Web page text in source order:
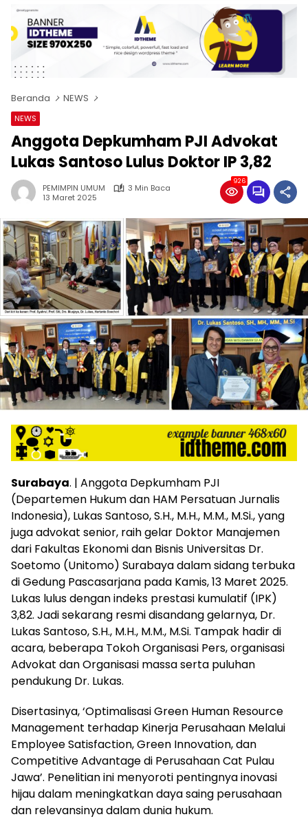
Beranda NEWS
NEWS
Anggota Depkumham PJI Advokat
Lukas Santoso Lulus Doktor IP 3,82
PEMIMPIN UMUM
3 Min Baca
13 Maret 2025
926
Surabaya. | Anggota Depkumham PJI
(Departemen Hukum dan HAM Persatuan Jurnalis
Indonesia), Lukas Santoso, S.H., M.H., M.M., M.Si., yang
juga advokat senior, raih gelar Doktor Manajemen
dari Fakultas Ekonomi dan Bisnis Universitas Dr.
Soetomo (Unitomo) Surabaya dalam sidang terbuka
di Gedung Pascasarjana pada Kamis, 13 Maret 2025.
Lukas lulus dengan indeks prestasi kumulatif (IPK)
3,82. Jadi sekarang resmi disandang gelarnya, Dr.
Lukas Santoso, S.H., M.H., M.M., M.Si. Tampak hadir di
acara, beberapa Tokoh Organisasi Pers, organisasi
Advokat dan Organisasi massa serta puluhan
pendukung Dr. Lukas.
Disertasinya, ‘Optimalisasi Green Human Resource
Management terhadap Kinerja Perusahaan Melalui
Employee Satisfaction, Green Innovation, dan
Competitive Advantage di Perusahaan Cat Pulau
Jawa’. Penelitian ini menyoroti pentingnya inovasi
hijau dalam meningkatkan daya saing perusahaan
dan relevansinya dalam dunia hukum.